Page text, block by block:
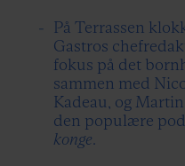
På Terrassen
Gastros
fokus på det
sammen med
Kadeau, og
den populære
konge.